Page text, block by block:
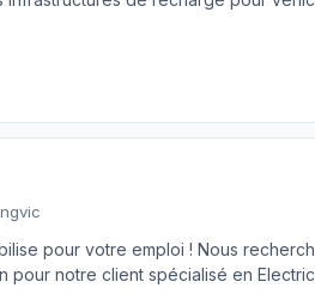
pour votre emploi ! Nous
notre client spécialisé en